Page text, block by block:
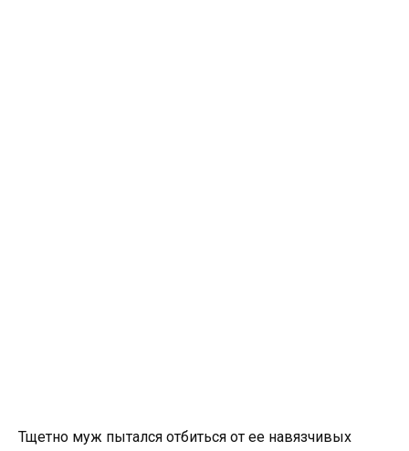
Тщетно муж пытался отбиться от ее навязчивых